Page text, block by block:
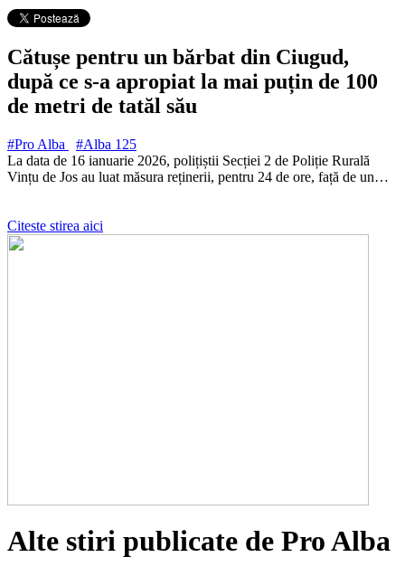
Cătușe pentru un bărbat din Ciugud,
după ce s-a apropiat la mai puțin de 100
de metri de tatăl său
#Pro Alba #Alba 125
La data de 16 ianuarie 2026, polițiștii Secției 2 de Poliție Rurală
Vințu de Jos au luat măsura reținerii, pentru 24 de ore, față de un…
Citeste stirea aici
Alte stiri publicate de Pro Alba